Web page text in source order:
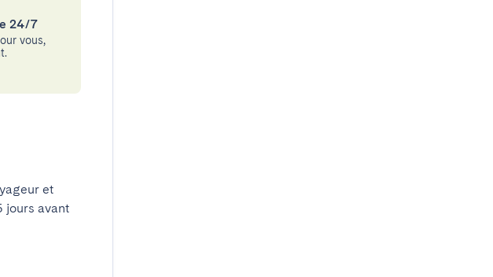
24/7
vous,
et
jours avant